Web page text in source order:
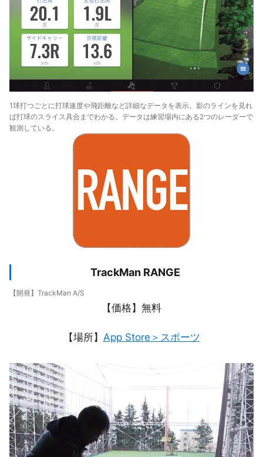
1球打つごとに打球速度や飛距離など詳細なデータを表示。影のラインを見れ
ば打球のスライス具合までわかる。データは練習場内にある2つのレーダーで
観測している。
TrackMan RANGE
【開発】TrackMan A/S
【価格】無料
【場所】 App Store＞スポーツ